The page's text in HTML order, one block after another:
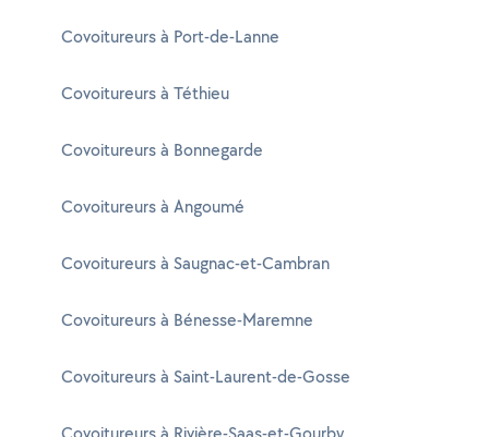
Covoitureurs à Port-de-Lanne
Covoitureurs à Téthieu
Covoitureurs à Bonnegarde
Covoitureurs à Angoumé
Covoitureurs à Saugnac-et-Cambran
Covoitureurs à Bénesse-Maremne
Covoitureurs à Saint-Laurent-de-Gosse